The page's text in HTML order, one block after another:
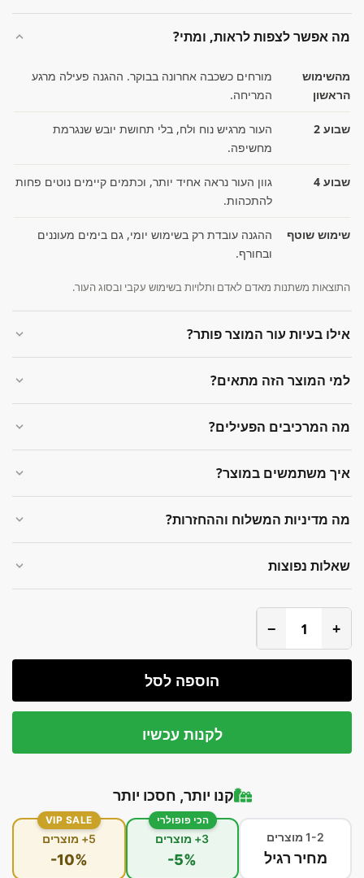
מה אפשר לצפות לראות, ומתי?
מהשימוש
הראשון
מורחים כשכבה אחרונה בבוקר. ההגנה פעילה מרגע
המריחה.
שבוע 2
העור מרגיש נוח ולח, בלי תחושת יובש שנגרמת
מחשיפה.
שבוע 4
גוון העור נראה אחיד יותר, וכתמים קיימים נוטים פחות
להתכהות.
שימוש שוטף
ההגנה עובדת רק בשימוש יומי, גם בימים מעוננים
ובחורף.
התוצאות משתנות מאדם לאדם ותלויות בשימוש עקבי ובסוג העור.
אילו בעיות עור המוצר פותר?
למי המוצר הזה מתאים?
מה המרכיבים הפעילים?
איך משתמשים במוצר?
מה מדיניות המשלוח וההחזרות?
שאלות נפוצות
+
−
הוספה לסל
לקנות עכשיו
קנו יותר, חסכו יותר
1-2 מוצרים
מחיר רגיל
הכי פופולרי
3+ מוצרים
-5%
VIP SALE
5+ מוצרים
-10%